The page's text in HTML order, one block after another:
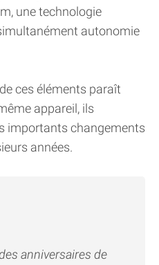
une technologie
autonomie
ces éléments paraît
appareil, ils
importants changements
années.
anniversaires de